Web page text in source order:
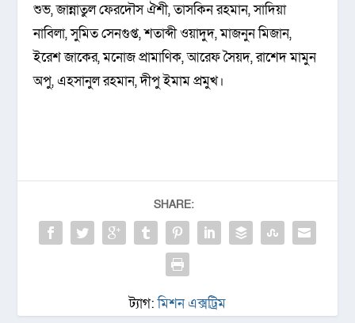
শুভ, জান্নাতুল ফেরদৌস ঐশী, তাসকিন রহমান, সাদিয়া
নাবিলা, সুমিত সেনগুপ্ত, শতাব্দী ওয়াদুদ, মাজনুন মিজান,
ইরেশ জাকের, মনোজ প্রামাণিক, আরেফ সৈয়দ, রাশেদ মামুন
অপু, এহসানুল রহমান, দীপু ইমাম প্রমুখ।
SHARE:
ট্যাগ:মিশন এক্সট্রিম